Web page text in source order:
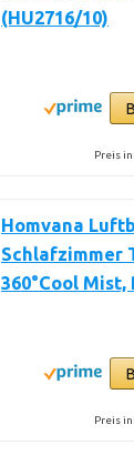
(HU2716/10)
Preis
Homvana
Schlafzimmer
360°Cool Mist,
Preis